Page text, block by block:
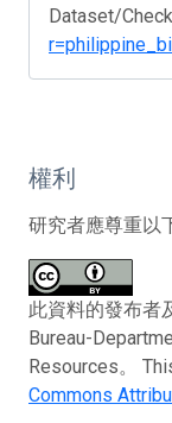
Dataset/
權利
研究者應尊重以
此資料的發布者
Bureau-
Resources。
Commons